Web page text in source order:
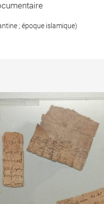
; époque islamique)